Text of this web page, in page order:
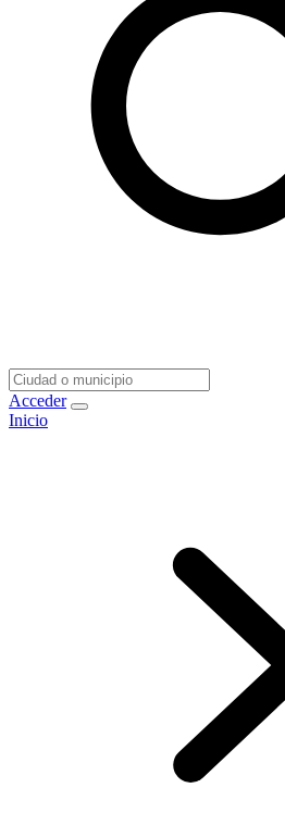
Acceder
Inicio